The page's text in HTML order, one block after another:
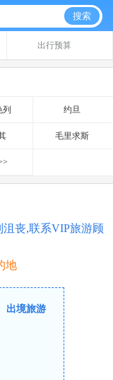
搜索
出行预算
列 约旦
毛里求斯
沮丧,联系VIP旅游顾
地
出境旅游